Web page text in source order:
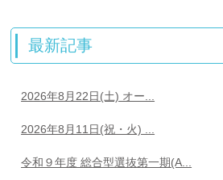
最新記事
2026年8月22日(土) オー...
2026年8月11日(祝・火) ...
令和９年度 総合型選抜第一期(A...